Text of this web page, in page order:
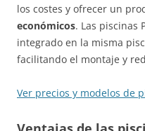
los costes y ofrecer un
económicos. Las piscinas
integrado en la misma
facilitando el montaje y
Ver precios y modelos de